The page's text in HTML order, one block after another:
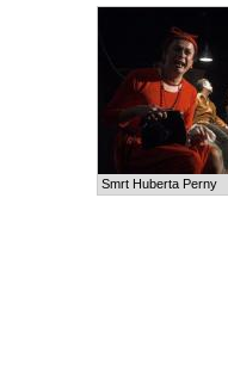
Smrt Huberta Perny